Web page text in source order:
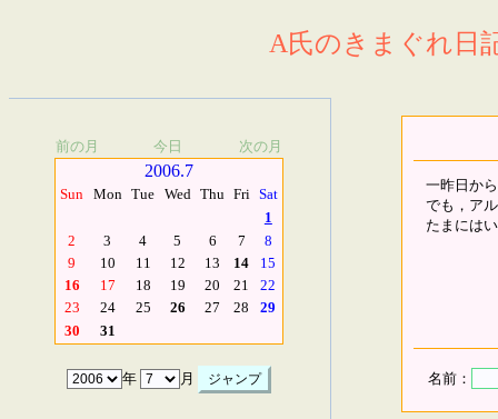
A氏のきまぐれ日
前の月 今日 次の月
2006.7
Sun Mon Tue Wed Thu Fri Sat
1
2
3 4 5 6 7
8
9
10 11 12 13 14
15
16
17 18 19 20 21
22
23
24 25 26 27 28
29
30
31
年 月
一昨日か
でも，ア
たまには
名前：